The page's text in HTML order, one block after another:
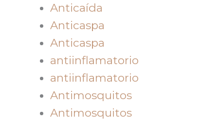
Anticaída
Anticaspa
Anticaspa
antiinflamatorio
antiinflamatorio
Antimosquitos
Antimosquitos